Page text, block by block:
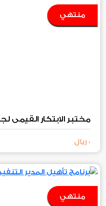
منتهي
مختبر الابتكار القيمي
0 ريال
منتهي